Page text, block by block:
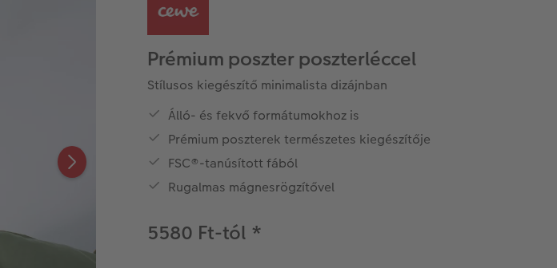
Prémium poszter poszterléccel
Stílusos kiegészítő minimalista dizájnban
Álló- és fekvő formátumokhoz is
Prémium poszterek természetes kiegészítője
FSC®-tanúsított fából
Rugalmas mágnesrögzítővel
5580 Ft-tól *